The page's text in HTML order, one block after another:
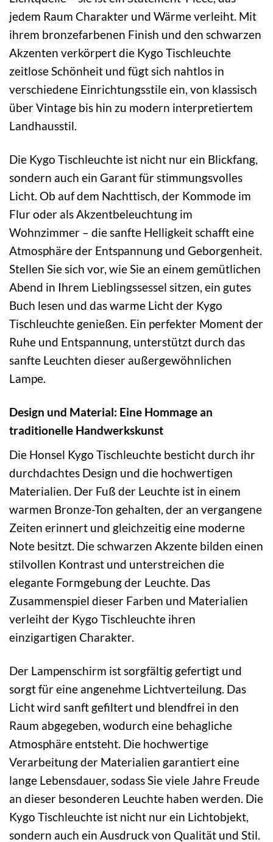
jedem Raum Charakter und Wärme verleiht. Mit
ihrem bronzefarbenen Finish und den schwarzen
Akzenten verkörpert die Kygo Tischleuchte
zeitlose Schönheit und fügt sich nahtlos in
verschiedene Einrichtungsstile ein, von klassisch
über Vintage bis hin zu modern interpretiertem
Landhausstil.
Die Kygo Tischleuchte ist nicht nur ein Blickfang,
sondern auch ein Garant für stimmungsvolles
Licht. Ob auf dem Nachttisch, der Kommode im
Flur oder als Akzentbeleuchtung im
Wohnzimmer – die sanfte Helligkeit schafft eine
Atmosphäre der Entspannung und Geborgenheit.
Stellen Sie sich vor, wie Sie an einem gemütlichen
Abend in Ihrem Lieblingssessel sitzen, ein gutes
Buch lesen und das warme Licht der Kygo
Tischleuchte genießen. Ein perfekter Moment der
Ruhe und Entspannung, unterstützt durch das
sanfte Leuchten dieser außergewöhnlichen
Lampe.
Design und Material: Eine Hommage an
traditionelle Handwerkskunst
Die Honsel Kygo Tischleuchte besticht durch ihr
durchdachtes Design und die hochwertigen
Materialien. Der Fuß der Leuchte ist in einem
warmen Bronze-Ton gehalten, der an vergangene
Zeiten erinnert und gleichzeitig eine moderne
Note besitzt. Die schwarzen Akzente bilden einen
stilvollen Kontrast und unterstreichen die
elegante Formgebung der Leuchte. Das
Zusammenspiel dieser Farben und Materialien
verleiht der Kygo Tischleuchte ihren
einzigartigen Charakter.
Der Lampenschirm ist sorgfältig gefertigt und
sorgt für eine angenehme Lichtverteilung. Das
Licht wird sanft gefiltert und blendfrei in den
Raum abgegeben, wodurch eine behagliche
Atmosphäre entsteht. Die hochwertige
Verarbeitung der Materialien garantiert eine
lange Lebensdauer, sodass Sie viele Jahre Freude
an dieser besonderen Leuchte haben werden. Die
Kygo Tischleuchte ist nicht nur ein Lichtobjekt,
sondern auch ein Ausdruck von Qualität und Stil.